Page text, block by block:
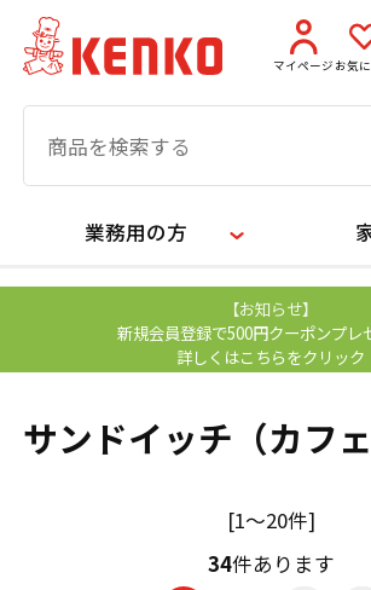
マイページ お気
業務用の方
【お知らせ】
新規会員登録で500円クーポンプレ
詳しくはこちらをクリック
サンドイッチ（カフェ
[1～20件]
34件あります